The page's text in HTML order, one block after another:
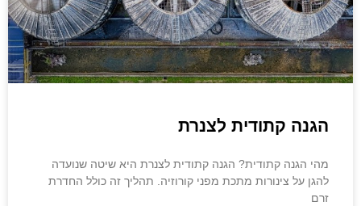
הגנה קתודית לצנרת
מהי הגנה קתודית? הגנה קתודית לצנרת היא שיטה שנועדה
להגן על צינורות מתכת מפני קורוזיה. תהליך זה כולל החדרת
זרם